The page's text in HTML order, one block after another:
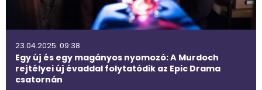
23.04.2025. 09:38
Egy új és egy magányos nyomozó: A Murdoch
rejtélyei új évaddal folytatódik az Epic Drama
csatornán